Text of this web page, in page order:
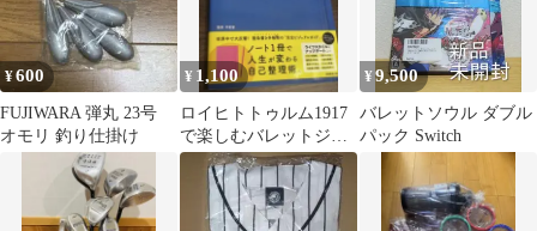
¥600
FUJIWARA 弾丸 23号
オモリ 釣り仕掛け
¥ 1,100
ロイヒトトゥルム1917
で楽しむバレットジャ
ーナル Vol.2
¥9,500
バレットソウル ダブル
パック Switch